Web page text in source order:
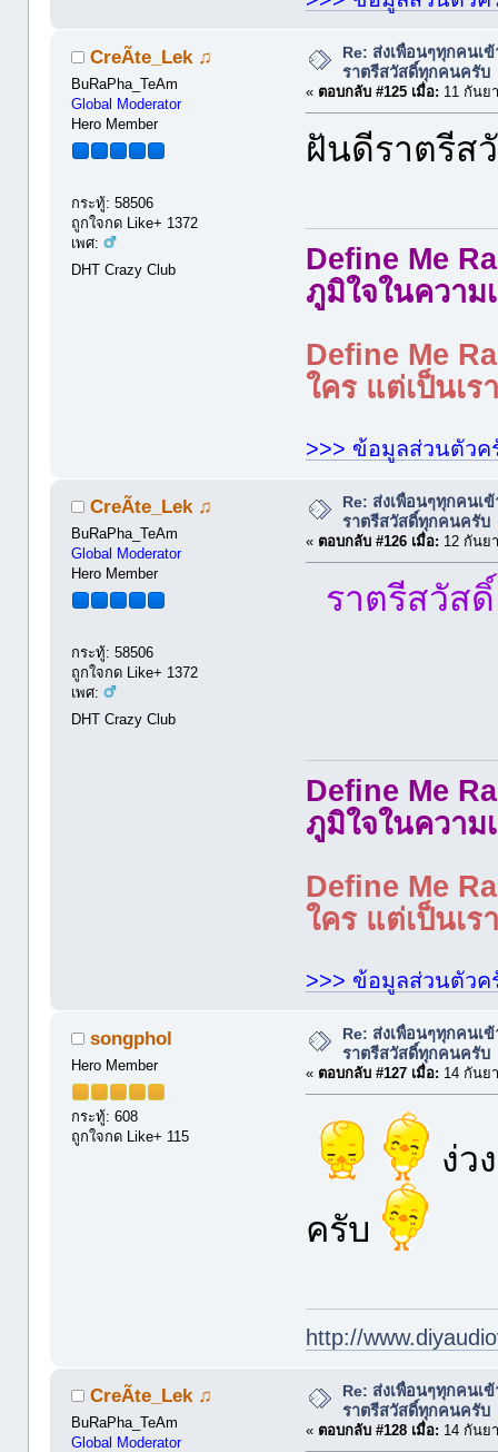
CreÃte_Lek ♫
BuRaPha_TeAm
Global Moderator
Hero Member
กระทู้: 58506
ถูกใจกด Like+ 1372
เพศ:
DHT Crazy Club
Re: ส่งเพื่อนๆทุกคนเ
ราตรีสวัสดิ์ทุกคนครับ
« ตอบกลับ #125 เมื่อ: 11 กันย
ฝันดีราตรีส
Define Me
ภูมิใจในความ
Define Me
ใคร แต่เป็นเ
>>> ข้อมูลส่วนตัวค
CreÃte_Lek ♫
BuRaPha_TeAm
Global Moderator
Hero Member
กระทู้: 58506
ถูกใจกด Like+ 1372
เพศ:
DHT Crazy Club
Re: ส่งเพื่อนๆทุกคนเ
ราตรีสวัสดิ์ทุกคนครับ
« ตอบกลับ #126 เมื่อ: 12 กันย
ราตรีสวัส
Define Me
ภูมิใจในความ
Define Me
ใคร แต่เป็นเ
>>> ข้อมูลส่วนตัวค
songphol
Hero Member
กระทู้: 608
ถูกใจกด Like+ 115
Re: ส่งเพื่อนๆทุกคนเ
ราตรีสวัสดิ์ทุกคนครับ
« ตอบกลับ #127 เมื่อ: 14 กันย
ง่ว
ครับ
http://
CreÃte_Lek ♫
BuRaPha_TeAm
Global Moderator
Re: ส่งเพื่อนๆทุกคนเ
ราตรีสวัสดิ์ทุกคนครับ
« ตอบกลับ #128 เมื่อ: 14 กันย